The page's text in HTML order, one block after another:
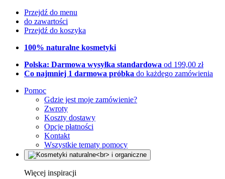
Przejdź do menu
do zawartości
Przejdź do koszyka
100% naturalne kosmetyki
Polska: Darmowa wysyłka standardowa od 199,00 zł
Co najmniej 1 darmowa próbka do każdego zamówienia
Pomoc
Gdzie jest moje zamówienie?
Zwroty
Koszty dostawy
Opcje płatności
Kontakt
Wszystkie tematy pomocy
Więcej inspiracji